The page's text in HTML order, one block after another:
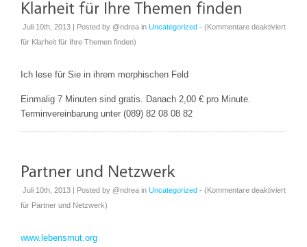
Juli 10th, 2013 | Posted by @ndrea in Uncategorized - (Kommentare deaktiviert
für Klarheit für Ihre Themen finden)
Ich lese für Sie in ihrem morphischen Feld
Einmalig 7 Minuten sind gratis. Danach 2,00 € pro Minute.
Terminvereinbarung unter (089) 82 08 08 82
Juli 10th, 2013 | Posted by @ndrea in Uncategorized - (Kommentare deaktiviert
für Partner und Netzwerk)
www.lebensmut.org